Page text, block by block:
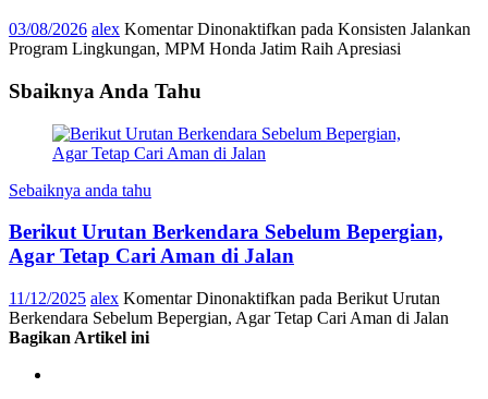
03/08/2026 alex Komentar Dinonaktifkan pada Konsisten Jalankan
Program Lingkungan, MPM Honda Jatim Raih Apresiasi
Sbaiknya Anda Tahu
Sebaiknya anda tahu
Berikut Urutan Berkendara Sebelum Bepergian,
Agar Tetap Cari Aman di Jalan
11/12/2025 alex Komentar Dinonaktifkan pada Berikut Urutan
Berkendara Sebelum Bepergian, Agar Tetap Cari Aman di Jalan
Bagikan Artikel ini